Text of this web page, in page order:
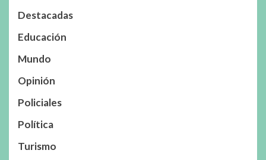
Destacadas
Educación
Mundo
Opinión
Policiales
Política
Turismo